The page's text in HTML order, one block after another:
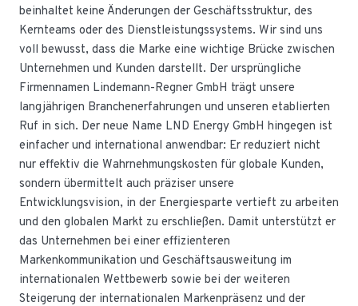
beinhaltet keine Änderungen der Geschäftsstruktur, des
Kernteams oder des Dienstleistungssystems. Wir sind uns
voll bewusst, dass die Marke eine wichtige Brücke zwischen
Unternehmen und Kunden darstellt. Der ursprüngliche
Firmennamen Lindemann-Regner GmbH trägt unsere
langjährigen Branchenerfahrungen und unseren etablierten
Ruf in sich. Der neue Name LND Energy GmbH hingegen ist
einfacher und international anwendbar: Er reduziert nicht
nur effektiv die Wahrnehmungskosten für globale Kunden,
sondern übermittelt auch präziser unsere
Entwicklungsvision, in der Energiesparte vertieft zu arbeiten
und den globalen Markt zu erschließen. Damit unterstützt er
das Unternehmen bei einer effizienteren
Markenkommunikation und Geschäftsausweitung im
internationalen Wettbewerb sowie bei der weiteren
Steigerung der internationalen Markenpräsenz und der